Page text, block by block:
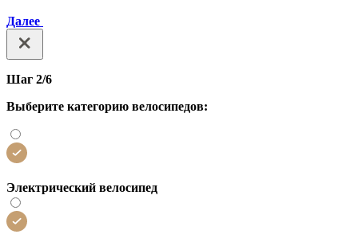
Далее
Шаг 2/6
Выберите категорию велосипедов:
Электрический велосипед